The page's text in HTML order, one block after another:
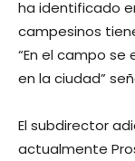
ha identificado
campesinos
“En el campo se
en la ciudad”
El subdirector
actualmente